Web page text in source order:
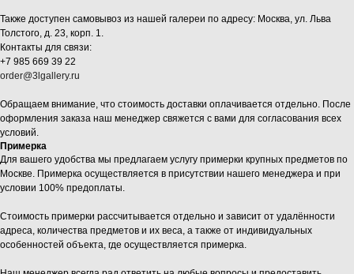
Также доступен самовывоз из нашей галереи по адресу: Москва, ул. Льва
Толстого, д. 23, корп. 1.
Контакты для связи:
+7 985 669 39 22
order@3lgallery.ru
Обращаем внимание, что стоимость доставки оплачивается отдельно. После
оформления заказа наш менеджер свяжется с вами для согласования всех
условий.
Примерка
Для вашего удобства мы предлагаем услугу примерки крупных предметов по
Москве. Примерка осуществляется в присутствии нашего менеджера и при
условии 100% предоплаты.
Стоимость примерки рассчитывается отдельно и зависит от удалённости
адреса, количества предметов и их веса, а также от индивидуальных
особенностей объекта, где осуществляется примерка.